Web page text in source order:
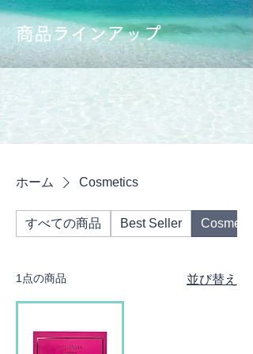
商品ラインアップ
ホーム Cosmetics
すべての商品 Best Seller Cosmetics
1点の商品 並び替え